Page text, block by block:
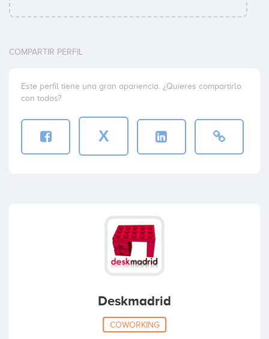
COMPARTIR PERFIL
Este perfil tiene una gran apariencia. ¿Quieres compartirlo
con todos?
X
Deskmadrid
COWORKING